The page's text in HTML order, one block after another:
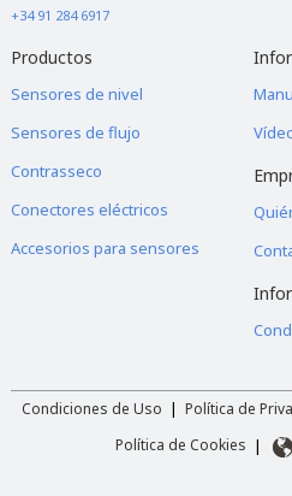
+34 91 284 6917
Productos
Sensores de nivel
Sensores de flujo
Contrasseco
Conectores eléctricos
Accesorios para sensores
Condiciones de Uso | Política de
Política de Cookies |